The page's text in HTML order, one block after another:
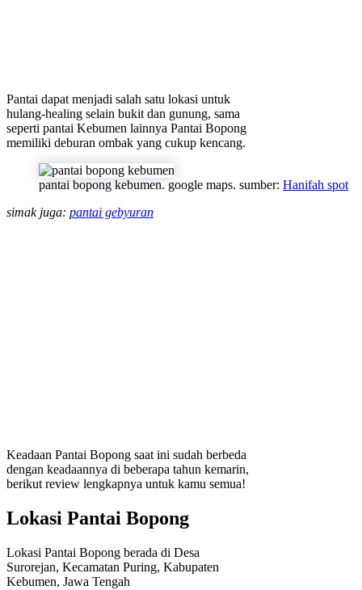
Pantai dapat menjadi salah satu lokasi untuk
hulang-healing selain bukit dan gunung, sama
seperti pantai Kebumen lainnya Pantai Bopong
memiliki deburan ombak yang cukup kencang.
pantai bopong kebumen. google maps. sumber: Hanifah spot
simak juga: pantai gebyuran
Keadaan Pantai Bopong saat ini sudah berbeda
dengan keadaannya di beberapa tahun kemarin,
berikut review lengkapnya untuk kamu semua!
Lokasi Pantai Bopong
Lokasi Pantai Bopong berada di Desa
Surorejan, Kecamatan Puring, Kabupaten
Kebumen, Jawa Tengah